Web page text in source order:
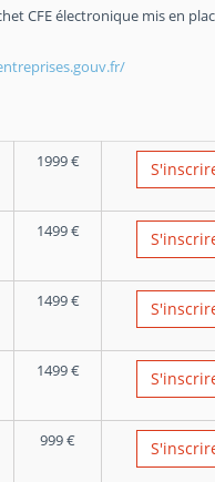
CFE électronique mis en
1999€
1499€
1499€
1499€
999€